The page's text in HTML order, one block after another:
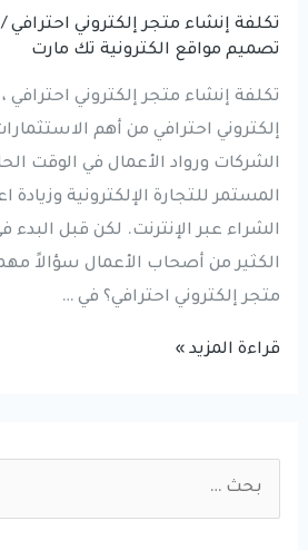
تكلفة إنشاء متجر إلكتروني احترافي
تصميم مواقع الكترونية تك مارت
تكلفة إنشاء متجر إلكتروني
إلكتروني احترافي من أهم
الشركات ورواد الأعمال في الوقت
المستمر للتجارة الإلكترونية وزيادة
الشراء عبر الإنترنت. لكن قبل
الكثير من أصحاب الأعمال سؤالاً
متجر إلكتروني احترافي؟ في …
كم
إلكتروني
احترافي؟
قراءة المزيد »